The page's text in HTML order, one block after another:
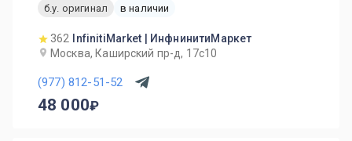
б.у. оригинал
в наличии
362
InfinitiMarket | ИнфнинитиМаркет
Москва, Каширский пр-д, 17с10
(977) 812-51-52
48 000